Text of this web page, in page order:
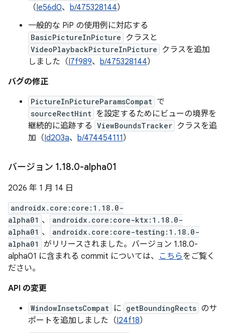
（Ie56d0、 b/475328144）
一般的な PiP の使用例に対応する
BasicPictureInPicture クラスと
VideoPlaybackPictureInPicture
クラスを追加
しました（I7f989、 b/475328144）
バグの修正
PictureInPictureParamsCompat で
sourceRectHint を設定するためにビューの境界を
継続的に追跡する ViewBoundsTracker クラスを追
加（Id203a、 b/474454111）
バージョン 1.18.0-alpha01
2026 年 1 月 14 日
androidx.core:core:1.18.0-
alpha01 、
androidx.core:core-ktx:1.18.0-
alpha01 、
androidx.core:core-testing:1.18.0-
alpha01
がリリースされました。バージョン 1.18.0-
alpha01 に含まれる commit については、 こちらをご覧く
ださい。
API の変更
WindowInsetsCompat に getBoundingRects のサ
ポートを追加しました（I24f18）